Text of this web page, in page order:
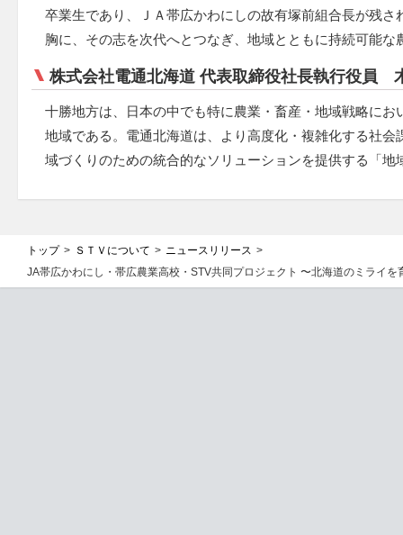
卒業生であり、ＪＡ帯広かわにしの故有塚前組合長が残
胸に、その志を次代へとつなぎ、地域とともに持続可能
株式会社電通北海道 代表取締役社長執行役員
十勝地方は、日本の中でも特に農業・畜産・地域戦略に
地域である。電通北海道は、より高度化・複雑化する社
域づくりのための統合的なソリューションを提供する「
トップ ＳＴＶについて
ニュースリリース
JA帯広かわにし・帯広農業高校・STV共同プロジェクト 〜北海道のミラ